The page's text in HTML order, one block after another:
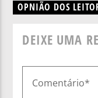
OPNIÃO DOS
DEIXE UMA